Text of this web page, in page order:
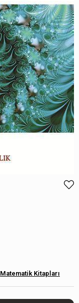
Matematik Kitapları